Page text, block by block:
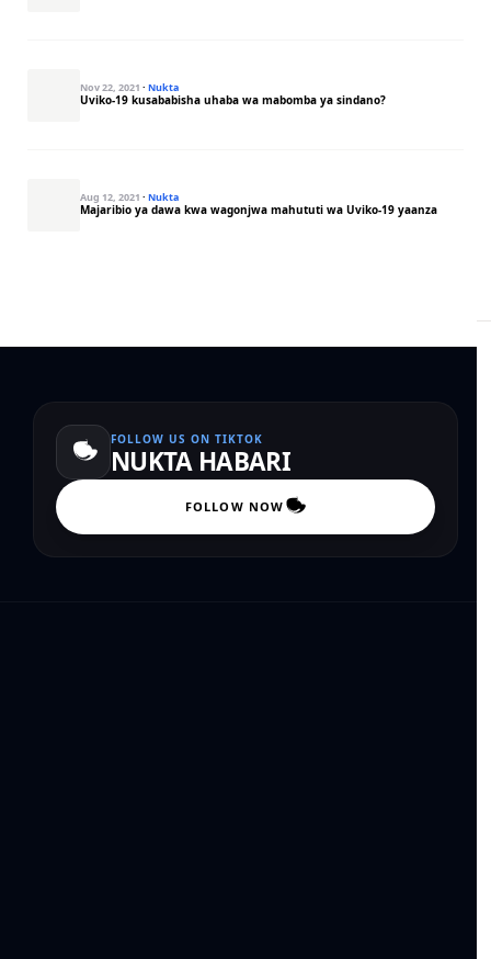
Nov 22, 2021 · Nukta
Uviko-19 kusababisha uhaba wa mabomba ya sindano?
Aug 12, 2021 · Nukta
Majaribio ya dawa kwa wagonjwa mahututi wa Uviko-19 yaanza
FOLLOW US ON TIKTOK
NUKTA HABARI
FOLLOW NOW